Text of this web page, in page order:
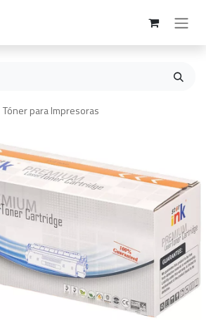
Tóner para Impresoras